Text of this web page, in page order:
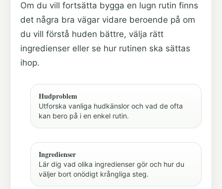
Om du vill fortsätta bygga en lugn rutin finns
det några bra vägar vidare beroende på om
du vill förstå huden bättre, välja rätt
ingredienser eller se hur rutinen ska sättas
ihop.
Hudproblem
Utforska vanliga hudkänslor och vad de ofta
kan bero på i en enkel rutin.
Ingredienser
Lär dig vad olika ingredienser gör och hur du
väljer bort onödigt krångliga steg.